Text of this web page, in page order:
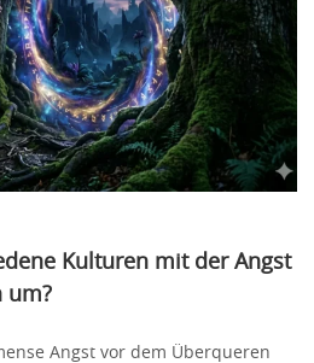
Kulturen mit der Angst
um?
Angst vor dem Überqueren